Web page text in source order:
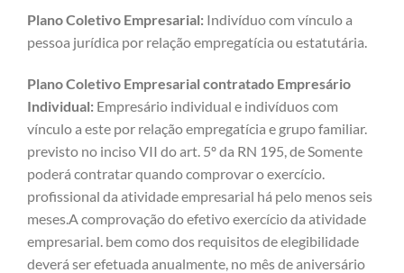
Plano Coletivo Empresarial: Indivíduo com vínculo a
pessoa jurídica por relação empregatícia ou estatutária.
Plano Coletivo Empresarial contratado Empresário
Individual: Empresário individual e indivíduos com
vínculo a este por relação empregatícia e grupo familiar.
previsto no inciso VII do art. 5º da RN 195, de Somente
poderá contratar quando comprovar o exercício.
profissional da atividade empresarial há pelo menos seis
meses.A comprovação do efetivo exercício da atividade
empresarial. bem como dos requisitos de elegibilidade
deverá ser efetuada anualmente, no mês de aniversário